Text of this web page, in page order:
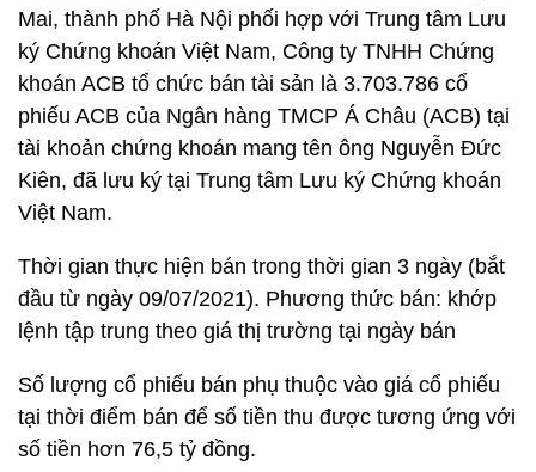
Mai, thành phố Hà Nội phối hợp với Trung tâm Lưu
ký Chứng khoán Việt Nam, Công ty TNHH Chứng
khoán ACB tổ chức bán tài sản là 3.703.786 cổ
phiếu ACB của Ngân hàng TMCP Á Châu (ACB) tại
tài khoản chứng khoán mang tên ông Nguyễn Đức
Kiên, đã lưu ký tại Trung tâm Lưu ký Chứng khoán
Việt Nam.
Thời gian thực hiện bán trong thời gian 3 ngày (bắt
đầu từ ngày 09/07/2021). Phương thức bán: khớp
lệnh tập trung theo giá thị trường tại ngày bán
Số lượng cổ phiếu bán phụ thuộc vào giá cổ phiếu
tại thời điểm bán để số tiền thu được tương ứng với
số tiền hơn 76,5 tỷ đồng.